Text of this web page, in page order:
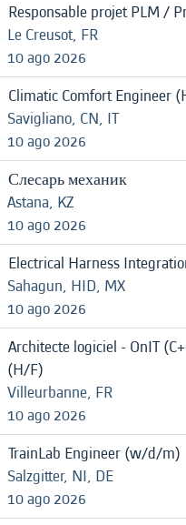
Responsable projet PLM /
Le Creusot, FR
10 ago 2026
Climatic Comfort Engineer
Savigliano, CN, IT
10 ago 2026
Слесарь механик
Astana, KZ
10 ago 2026
Electrical Harness
Sahagun, HID, MX
10 ago 2026
Architecte logiciel - OnIT
(H/F)
Villeurbanne, FR
10 ago 2026
TrainLab Engineer (w/d/m)
Salzgitter, NI, DE
10 ago 2026